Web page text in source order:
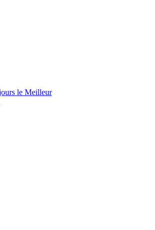
le Meilleur